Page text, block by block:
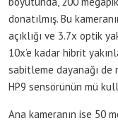
donatılmış. Bu
açıklığı ve 3.7x optik
10x’e kadar hibrit
sabitleme dayanağı de
HP9 sensörünün mü
Ana kameranın ise 50